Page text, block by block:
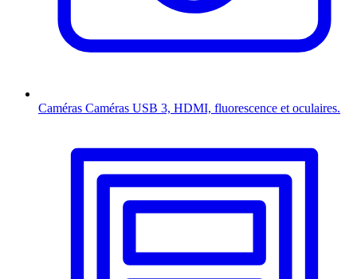
Caméras Caméras USB 3, HDMI, fluorescence et oculaires.